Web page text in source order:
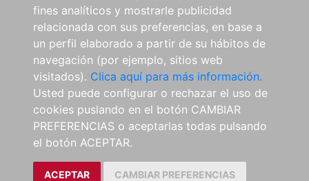
fines analíticos y mostrarle publicidad
relacionada con sus preferencias, en base a
un perfil elaborado a partir de su hábitos de
navegación (por ejemplo, sitios web
visitados). Clica aquí para más información.
Usted puede configurar o rechazar el uso de
cookies puslando en el botón CAMBIAR
PREFERENCIAS o aceptarlas todas pulsando
el botón ACEPTAR.
ACEPTAR CAMBIAR PREFERENCIAS